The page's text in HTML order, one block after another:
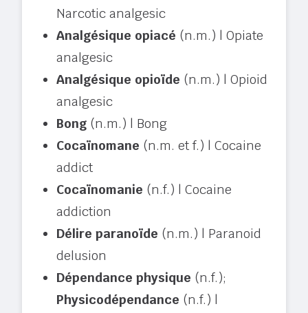
Narcotic analgesic
Analgésique opiacé (n.m.) | Opiate
analgesic
Analgésique opioïde (n.m.) | Opioid
analgesic
Bong (n.m.) | Bong
Cocaïnomane (n.m. et f.) | Cocaine
addict
Cocaïnomanie (n.f.) | Cocaine
addiction
Délire paranoïde (n.m.) | Paranoid
delusion
Dépendance physique (n.f.);
Physicodépendance (n.f.) |